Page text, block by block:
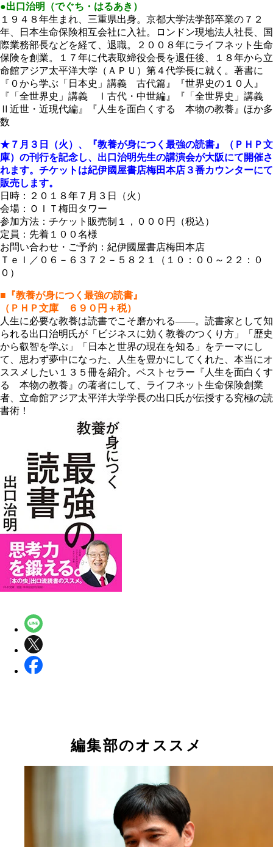
●出口治明（でぐち・はるあき）
１９４８年生まれ、三重県出身。京都大学法学部卒業の７２
年、日本生命保険相互会社に入社。ロンドン現地法人社長、国
際業務部長などを経て、退職。２００８年にライフネット生命
保険を創業。１７年に代表取締役会長を退任後、１８年から立
命館アジア太平洋大学（ＡＰＵ）第４代学長に就く。著書に
『０から学ぶ「日本史」講義 古代篇』『世界史の１０人』
『「全世界史」講義 Ⅰ古代・中世編』『「全世界史」講義
Ⅱ近世・近現代編』『人生を面白くする 本物の教養』ほか多
数
★７月３日（火）、『教養が身につく最強の読書』（ＰＨＰ文
庫）の刊行を記念し、出口治明先生の講演会が大阪にて開催さ
れます。チケットは紀伊國屋書店梅田本店３番カウンターにて
販売します。
日時：２０１８年７月３日（火）
会場：ＯＩＴ梅田タワー
参加方法：チケット販売制１，０００円（税込）
定員：先着１００名様
お問い合わせ・ご予約：紀伊國屋書店梅田本店
Ｔｅｌ／０６－６３７２－５８２１（１０：００～２２：０
０）
■『教養が身につく最強の読書』
（ＰＨＰ文庫 ６９０円＋税）
人生に必要な教養は読書でこそ磨かれる――。読書家として知
られる出口治明氏が「ビジネスに効く教養のつくり方」「歴史
から叡智を学ぶ」「日本と世界の現在を知る」をテーマにし
て、思わず夢中になった、人生を豊かにしてくれた、本当にオ
ススメしたい１３５冊を紹介。ベストセラー『人生を面白くす
る 本物の教養』の著者にして、ライフネット生命保険創業
者、立命館アジア太平洋大学学長の出口氏が伝授する究極の読
書術！
編集部のオススメ